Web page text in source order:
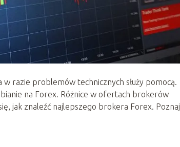
razie problemów technicznych służy pomocą.
na Forex. Różnice w ofertach brokerów
jak znaleźć najlepszego brokera Forex. Poznaj